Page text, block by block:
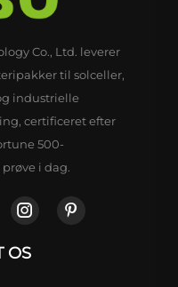
Co., Ltd. leverer
til solceller,
industrielle
certificeret efter
500-
i dag.
OS